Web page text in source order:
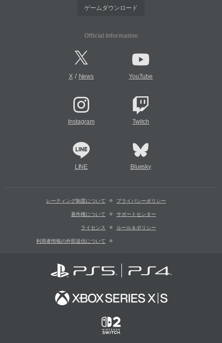
ゲームダウンロード
Official Information
X/ News YouTube
Instagram Twitch
LINE Bluesky
レーティング制度について プライバシーポリシー
著作権について サポートセンター
ライセンス ルール＆ポリシー
利用者情報の外部送信について